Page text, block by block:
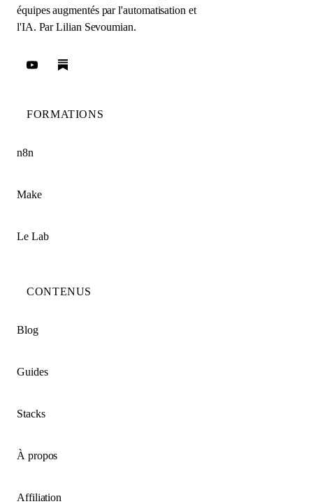
équipes augmentés par l'automatisation et
l'IA. ParLilian Sevoumian.
FORMATIONS
n8n
Make
Le Lab
CONTENUS
Blog
Guides
Stacks
À propos
Affiliation